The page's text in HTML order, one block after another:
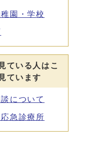
園・学校
ている人はこ
ています
について
急診療所